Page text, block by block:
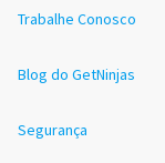
Trabalhe Conosco
Blog do GetNinjas
Segurança